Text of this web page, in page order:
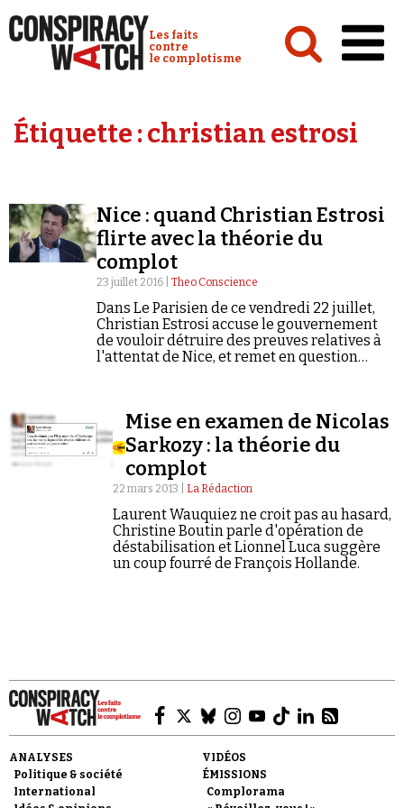
Conspiracy Watch :
Les faits
contre
le complotisme
Analyses
Vidéos
Émissions
Revues de presse
Faire un don
Étiquette :christian estrosi
Nice : quand Christian Estrosi
flirte avec la théorie du
complot
23 juillet 2016 |Theo Conscience
Dans Le Parisien de ce vendredi 22 juillet,
Christian Estrosi accuse le gouvernement
de vouloir détruire des preuves relatives à
l'attentat de Nice, et remet en question
Mise en examen de Nicolas
Sarkozy : la théorie du
complot
22 mars 2013 | La Rédaction
Laurent Wauquiez ne croit pas au hasard,
Christine Boutin parle d'opération de
déstabilisation et Lionnel Luca suggère
un coup fourré de François Hollande.
ANALYSES
Politique & société
International
VIDÉOS
ÉMISSIONS
Complorama